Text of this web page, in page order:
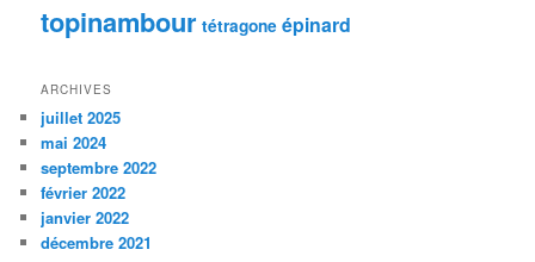
topinambour tétragone épinard
ARCHIVES
juillet 2025
mai 2024
septembre 2022
février 2022
janvier 2022
décembre 2021